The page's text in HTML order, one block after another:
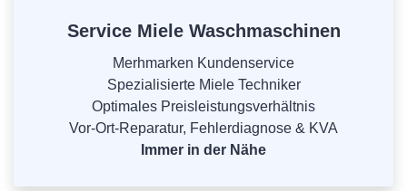
Service Miele Waschmaschinen
Merhmarken Kundenservice
Spezialisierte Miele Techniker
Optimales Preisleistungsverhältnis
Vor-Ort-Reparatur, Fehlerdiagnose & KVA
Immer in der Nähe